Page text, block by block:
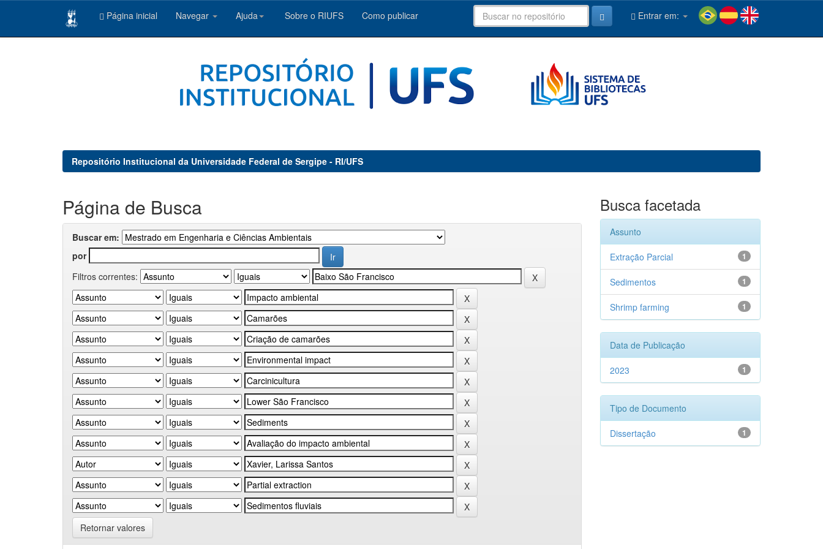
Página inicial Navegar Ajuda Sobre o RIUFS Como publicar Entrar em:
Repositório Institucional da Universidade Federal de Sergipe - RI/UFS
Página de Busca
Buscar em:
por
Filtros correntes:
Retornar valores
Busca facetada
Assunto
1
Extração Parcial
1
Sedimentos
1
Shrimp farming
Data de Publicação
1
2023
Tipo de Documento
1
Dissertação